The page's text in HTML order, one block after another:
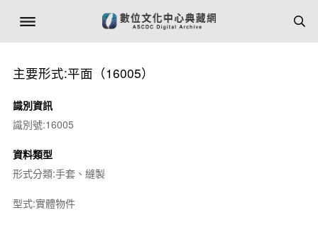
主要形式:平面（16005）
識別資訊
識別號:16005
資料類型
形式分類:手套、縫製
型式:實體物件